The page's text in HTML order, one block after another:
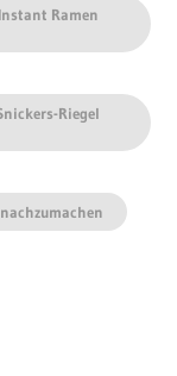
Ramen
Riegel